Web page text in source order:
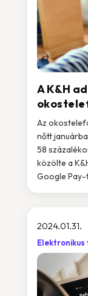
A K&H
Az
nőtt
58
közölte a
Google Pay-
2024.01.31.
Elektronikus